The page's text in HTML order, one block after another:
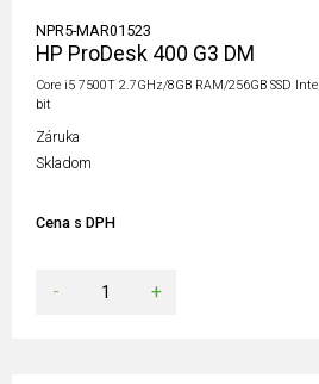
NPR5-MAR01523
HP ProDesk 400 G3 DM
Core i5 7500T 2.7GHz/8GB RAM/256GB SSD
bit
Záruka
Skladom
Cena s DPH
- +